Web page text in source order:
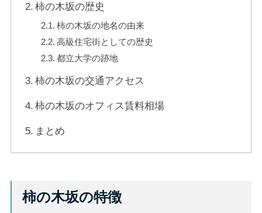
柿の木坂の歴史
柿の木坂の地名の由来
高級住宅街としての歴史
都立大学の跡地
柿の木坂の交通アクセス
柿の木坂のオフィス賃料相場
まとめ
柿の木坂の特徴